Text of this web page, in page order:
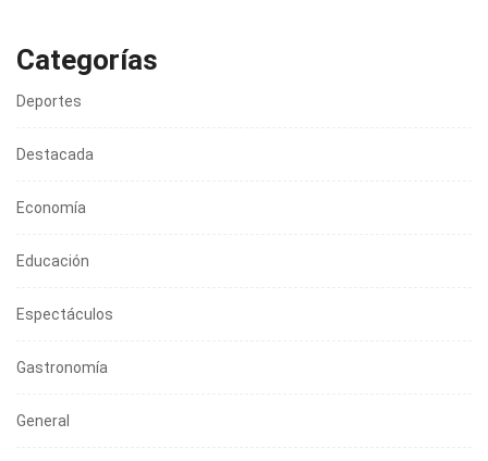
Categorías
Deportes
Destacada
Economía
Educación
Espectáculos
Gastronomía
General